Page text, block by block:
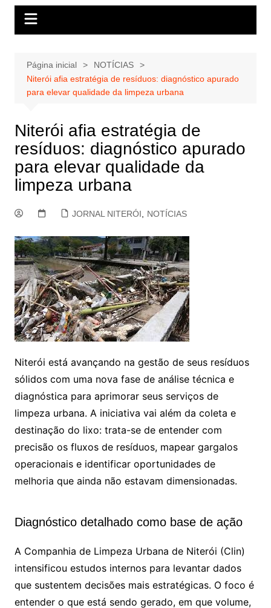
Página inicial
NOTÍCIAS
Niterói afia estratégia de resíduos: diagnóstico apurado
para elevar qualidade da limpeza urbana
Niterói afia estratégia de
resíduos: diagnóstico apurado
para elevar qualidade da
limpeza urbana
JORNAL NITERÓI NOTÍCIAS
Niterói está avançando na gestão de seus resíduos
sólidos com uma nova fase de análise técnica e
diagnóstica para aprimorar seus serviços de
limpeza urbana. A iniciativa vai além da coleta e
destinação do lixo: trata-se de entender com
precisão os fluxos de resíduos, mapear gargalos
operacionais e identificar oportunidades de
melhoria que ainda não estavam dimensionadas.
Diagnóstico detalhado como base de ação
A Companhia de Limpeza Urbana de Niterói (Clin)
intensificou estudos internos para levantar dados
que sustentem decisões mais estratégicas. O foco é
entender o que está sendo gerado, em que volume,